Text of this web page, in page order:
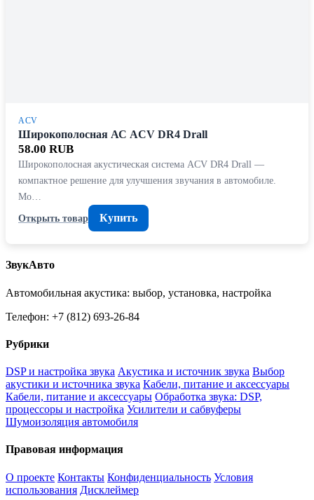
ACV
Широкополосная АС ACV DR4 Drall
58.00 RUB
Широкополосная акустическая система ACV DR4 Drall —
компактное решение для улучшения звучания в автомобиле.
Мо…
Открыть товар
Купить
ЗвукАвто
Автомобильная акустика: выбор, установка, настройка
Телефон: +7 (812) 693-26-84
Рубрики
DSP и настройка звука Акустика и источник звука Выбор
акустики и источника звука Кабели, питание и аксессуары
Кабели, питание и аксессуары Обработка звука: DSP,
процессоры и настройка Усилители и сабвуферы
Шумоизоляция автомобиля
Правовая информация
О проекте Контакты Конфиденциальность Условия
использования Дисклеймер